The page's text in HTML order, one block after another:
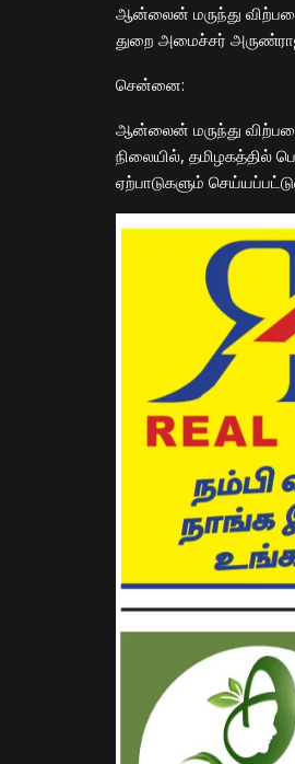
ஆன்லைன் மருந்து விற்பனை
துறை அமைச்சர் அருண்ராஜ்
​சென்னை:
ஆன்லைன் மருந்து
நிலையில், தமிழகத்தில்
ஏற்பாடுகளும்